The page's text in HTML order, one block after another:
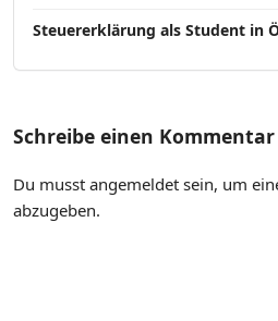
Steuererklärung als Student in
Schreibe einen Kommentar
Du musst angemeldet sein, um
abzugeben.